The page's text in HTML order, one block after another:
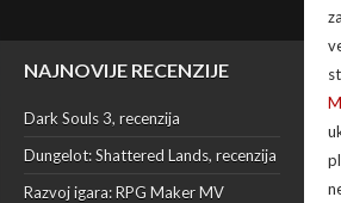
NAJNOVIJE RECENZIJE
Dark Souls 3, recenzija
Dungelot: Shattered Lands, recenzija
Razvoj igara: RPG Maker MV